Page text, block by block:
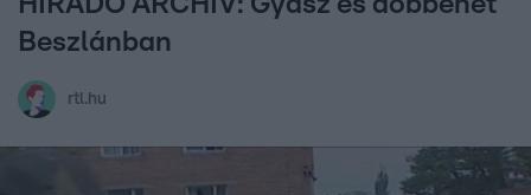
Beszlánban
rtl.hu